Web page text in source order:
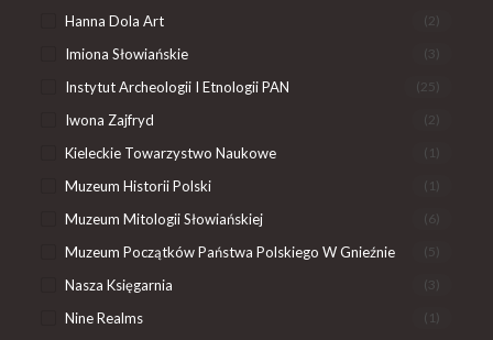
Hanna Dola Art (2)
Imiona Słowiańskie (3)
Instytut Archeologii I Etnologii PAN (25)
Iwona Zajfryd (2)
Kieleckie Towarzystwo Naukowe (1)
Muzeum Historii Polski (1)
Muzeum Mitologii Słowiańskiej (6)
Muzeum Początków Państwa Polskiego W Gnieźnie (5)
Nasza Księgarnia (3)
Nine Realms (1)